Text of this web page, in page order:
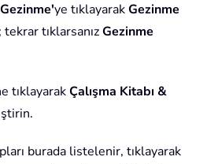
Gezinme'ye tıklayarakGezinme
tıklarsanızGezinme
tıklayarakÇalışma Kitabı &
burada listelenir, tıklayarak